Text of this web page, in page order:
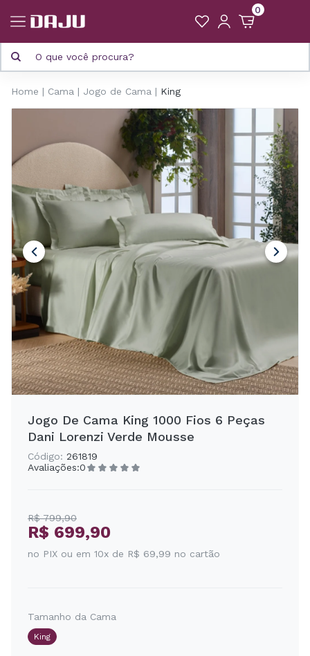
0
Home Cama Jogo de Cama King
Jogo De Cama King 1000 Fios 6 Peças
Dani Lorenzi Verde Mousse
Código: 261819
Avaliações:0
R$ 799,90
R$ 699,90
no PIX ou em 10x de R$ 69,99 no cartão
Tamanho da Cama
King